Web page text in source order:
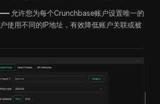
允许您为每个Crunchbase账户设置唯一的
使用不同的IP地址，有效降低账户关联或被